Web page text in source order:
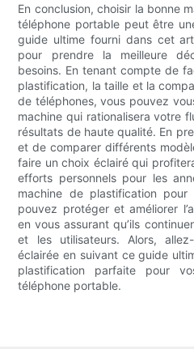
En conclusion, choisir la bonne
téléphone portable peut être
guide ultime fourni dans cet
pour prendre la meilleure
besoins. En tenant compte de
plastification, la taille et la
de téléphones, vous pouvez
machine qui rationalisera votre
résultats de haute qualité. En
et de comparer différents
faire un choix éclairé qui
efforts personnels pour les
machine de plastification pour
pouvez protéger et améliorer
en vous assurant qu’ils
et les utilisateurs. Alors,
éclairée en suivant ce guide
plastification parfaite pour
téléphone portable.